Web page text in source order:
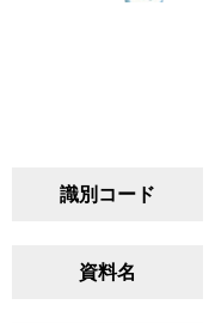
識別コード
資料名